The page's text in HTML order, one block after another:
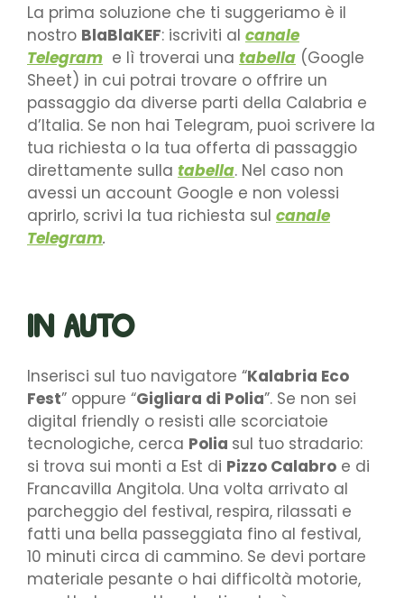
La prima soluzione che ti suggeriamo è il
nostro BlaBlaKEF: iscriviti al canale
Telegram e lì troverai una tabella (Google
Sheet) in cui potrai trovare o offrire un
passaggio da diverse parti della Calabria e
d’Italia. Se non hai Telegram, puoi scrivere la
tua richiesta o la tua offerta di passaggio
direttamente sulla tabella. Nel caso non
avessi un account Google e non volessi
aprirlo, scrivi la tua richiesta sul canale
Telegram.
IN AUTO
Inserisci sul tuo navigatore “Kalabria Eco
Fest” oppure “Gigliara di Polia”. Se non sei
digital friendly o resisti alle scorciatoie
tecnologiche, cerca Polia sul tuo stradario:
si trova sui monti a Est di Pizzo Calabro e di
Francavilla Angitola. Una volta arrivato al
parcheggio del festival, respira, rilassati e
fatti una bella passeggiata fino al festival,
10 minuti circa di cammino. Se devi portare
materiale pesante o hai difficoltà motorie,